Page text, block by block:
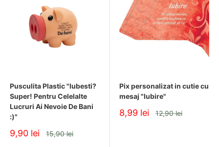
Pusculita Plastic "Iubesti?
Super! Pentru Celelalte
Lucruri Ai Nevoie De Bani
:)"
Pret
redus
9,90 lei Pret
15,90 lei
Pix personalizat in cutie cu
mesaj "Iubire"
Pret
redus
8,99 lei Pret
12,90 lei